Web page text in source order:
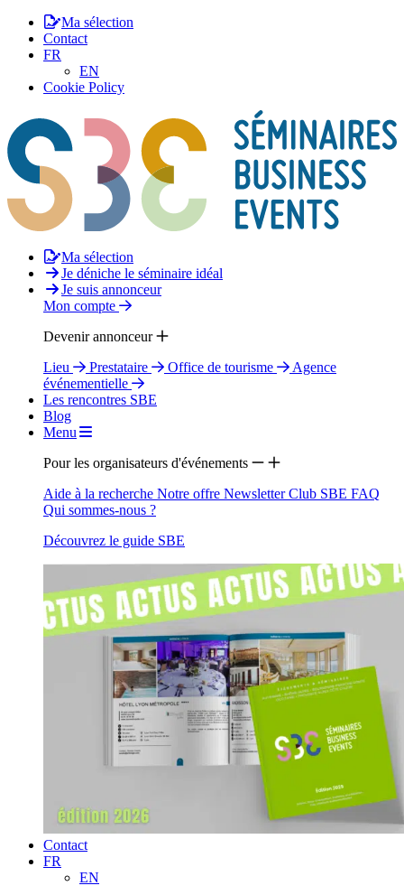
Ma sélection
Contact
FR
EN
Cookie Policy
Ma sélection
Je déniche le séminaire idéal
Je suis annonceur
Mon compte
Devenir annonceur
Lieu
Prestataire Office de tourisme
Agence
événementielle
Les rencontres SBE
Blog
Menu
Pour les organisateurs d'événements
Aide à la recherche Notre offre NewsletterClub SBE FAQ
Qui sommes-nous ?
Découvrez le guide SBE
Contact
FR
EN